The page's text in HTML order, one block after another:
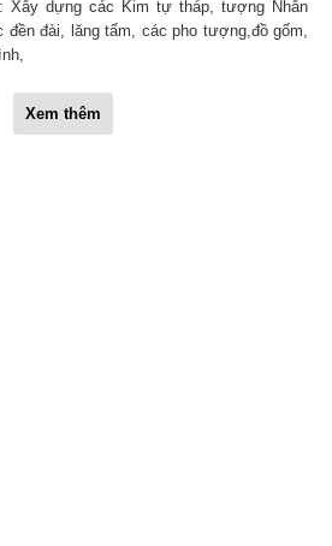
Xây dựng các Kim tự tháp, tượng Nhân
đền đài, lăng tẩm, các pho tượng,đồ gốm,
Xem thêm